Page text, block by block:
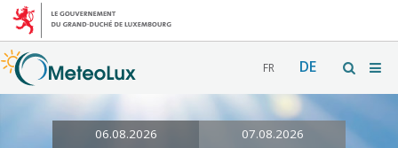
FR DE
06.08.2026 07.08.2026